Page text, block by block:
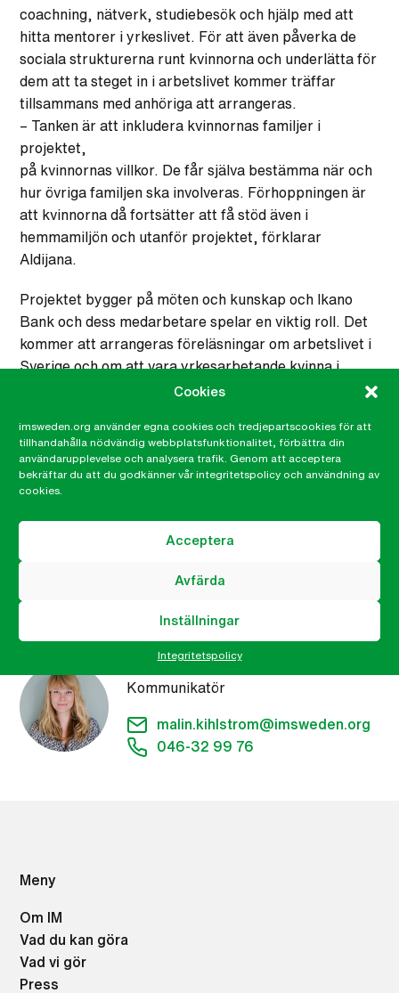
Cookies
imsweden.org använder egna cookies och tredjepartscookies för att
tillhandahålla nödvändig webbplatsfunktionalitet, förbättra din
användarupplevelse och analysera trafik. Genom att acceptera
bekräftar du att du godkänner vår integritetspolicy och användning av
cookies.
Acceptera
Avfärda
Inställningar
Integritetspolicy
coachning, nätverk, studiebesök och hjälp med att
hitta mentorer i yrkeslivet. För att även påverka de
sociala strukturerna runt kvinnorna och underlätta för
dem att ta steget in i arbetslivet kommer träffar
tillsammans med anhöriga att arrangeras.
– Tanken är att inkludera kvinnornas familjer i
projektet,
på kvinnornas villkor. De får själva bestämma när och
hur övriga familjen ska involveras. Förhoppningen är
att kvinnorna då fortsätter att få stöd även i
hemmamiljön och utanför projektet, förklarar
Aldijana.
Projektet bygger på möten och kunskap och Ikano
Bank och dess medarbetare spelar en viktig roll. Det
kommer att arrangeras föreläsningar om arbetslivet i
Sverige och om att vara yrkesarbetande kvinna i
Sverige. Ikanos medarbetare kommer också att
till deltagare i projektet.
– Genom detta får kvinnor i Herrgården tillgång till
nya nätverk och projektet bidrar direkt till ömsesidig
engageras i integrationsfrågor i stort, avslutar
Malin Kihlström
Kommunikatör
malin.kihlstrom@imsweden.org
046-32 99 76
Meny
Om IM
Vad du kan göra
Vad vi gör
Press